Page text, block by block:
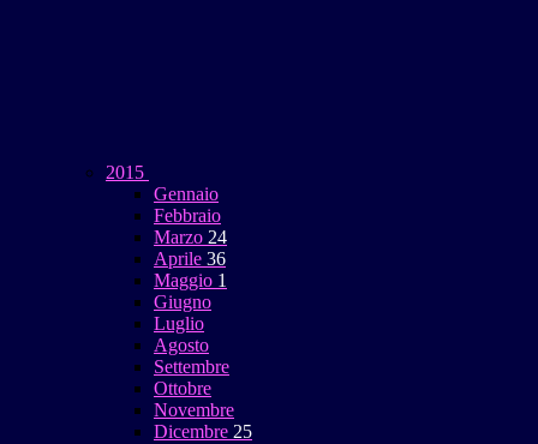
2015
Gennaio
Febbraio
Marzo 24
Aprile 36
Maggio 1
Giugno
Luglio
Agosto
Settembre
Ottobre
Novembre
Dicembre 25